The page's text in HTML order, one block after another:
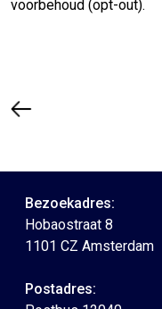
voorbehoud (opt-out).
Bezoekadres:
Hobaostraat 8
1101 CZ Amsterdam
Postadres: